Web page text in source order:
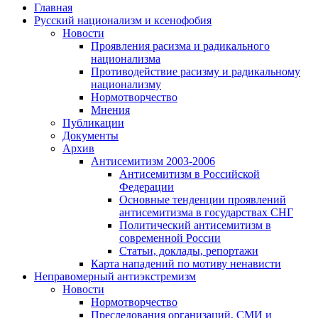
Главная
Русский национализм и ксенофобия
Новости
Проявления расизма и радикального
национализма
Противодействие расизму и радикальному
национализму
Нормотворчество
Мнения
Публикации
Документы
Архив
Антисемитизм 2003-2006
Антисемитизм в Российской
Федерации
Основные тенденции проявлений
антисемитизма в государствах СНГ
Политический антисемитизм в
современной России
Статьи, доклады, репортажи
Карта нападений по мотиву ненависти
Неправомерный антиэкстремизм
Новости
Нормотворчество
Преследования организаций, СМИ и